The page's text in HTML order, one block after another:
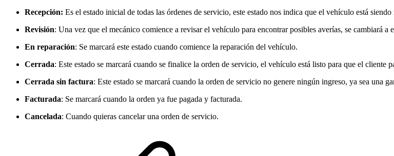
Recepción: Es el estado inicial de todas las órdenes de servicio, este estado nos indica que el vehículo está
Revisión: Una vez que el mecánico comience a revisar el vehículo para encontrar posibles averías, se cambiará a
En reparación: Se marcará este estado cuando comience la reparación del vehículo.
Cerrada: Este estado se marcará cuando se finalice la orden de servicio, el vehículo está listo para que el cliente
Cerrada sin factura: Este estado se marcará cuando la orden de servicio no genere ningún ingreso, ya sea una
Facturada: Se marcará cuando la orden ya fue pagada y facturada.
Cancelada: Cuando quieras cancelar una orden de servicio.